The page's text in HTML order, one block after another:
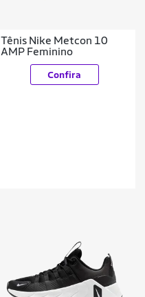
Tênis Nike Metcon 10
AMP Feminino
Confira